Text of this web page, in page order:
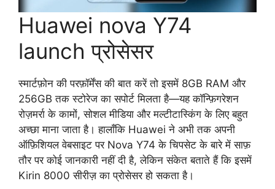
Huawei nova Y74
launch प्रोसेसर
स्मार्टफ़ोन की परफ़ॉर्मेंस की बात करें तो इसमें 8GB RAM और
256GB तक स्टोरेज का सपोर्ट मिलता है—यह कॉन्फ़िगरेशन
रोज़मर्रा के कामों, सोशल मीडिया और मल्टीटास्किंग के लिए बहुत
अच्छा माना जाता है। हालाँकि Huawei ने अभी तक अपनी
ऑफ़िशियल वेबसाइट पर Nova Y74 के चिपसेट के बारे में साफ़
तौर पर कोई जानकारी नहीं दी है, लेकिन संकेत बताते हैं कि इसमें
Kirin 8000 सीरीज़ का प्रोसेसर हो सकता है।